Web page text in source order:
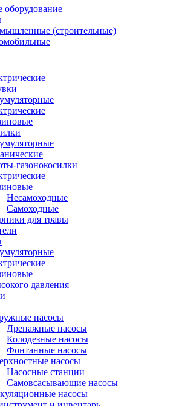
оборудование
(строительные)
газонокосилки
Несамоходные
Самоходные
для травы
давления
насосы
Дренажные насосы
Колодезные насосы
Фонтанные насосы
насосы
Насосные станции
Самовсасывающие насосы
насосы